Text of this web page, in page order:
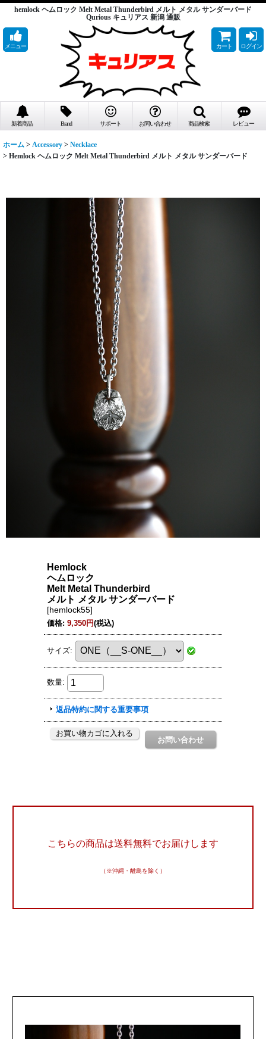
hemlock ヘムロック Melt Metal Thunderbird メルト メタル サンダーバード
Qurious キュリアス 新潟 通販
メニュー カート ログイン
新着商品 Brand サポート お問い合わせ 商品検索 レビュー
ホーム > Accessory > Necklace
> Hemlock ヘムロック Melt Metal Thunderbird メルト メタル サンダーバード
こちらの商品は送料無料でお届けします
（※沖縄・離島を除く）